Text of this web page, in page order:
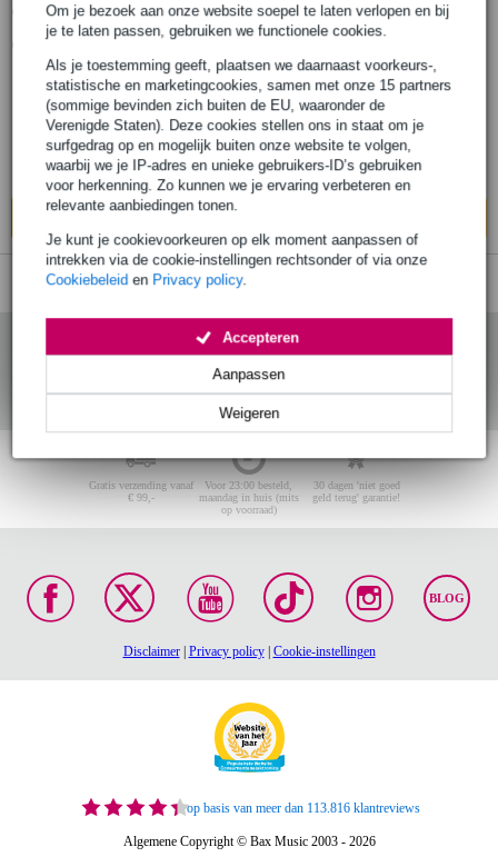
Om je bezoek aan onze website soepel te laten verlopen en bij
je te laten passen, gebruiken we functionele cookies.
Als je toestemming geeft, plaatsen we daarnaast voorkeurs-,
statistische en marketingcookies, samen met onze 15 partners
(sommige bevinden zich buiten de EU, waaronder de
Verenigde Staten). Deze cookies stellen ons in staat om je
surfgedrag op en mogelijk buiten onze website te volgen,
waarbij we je IP-adres en unieke gebruikers-ID’s gebruiken
voor herkenning. Zo kunnen we je ervaring verbeteren en
relevante aanbiedingen tonen.
Je kunt je cookievoorkeuren op elk moment aanpassen of
intrekken via de cookie-instellingen rechtsonder of via onze
Cookiebeleid en Privacy policy.
Weigeren
Aanpassen
Accepteren
Shure WA310 microfoonkabel XLR-TA4F
1.3 m
Adviesprijs € 51,- € 26,-
Op voorraad
Ook in1 winkelop voorraad
Gratis verzending vanaf
€ 99,-
Voor 23:00 besteld,
maandag in huis (mits
op voorraad)
30 dagen 'niet goed
geld terug' garantie!
BLOG
Disclaimer| Privacy policy| Cookie-instellingen
op basis van meer dan 113.816 klantreviews
Algemene Copyright © Bax Music 2003 - 2026